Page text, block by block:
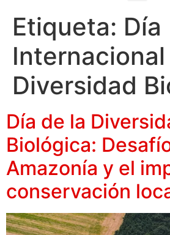
Etiqueta: Día
Diversidad
Día de la
Biológica:
Amazonía y el
conservación